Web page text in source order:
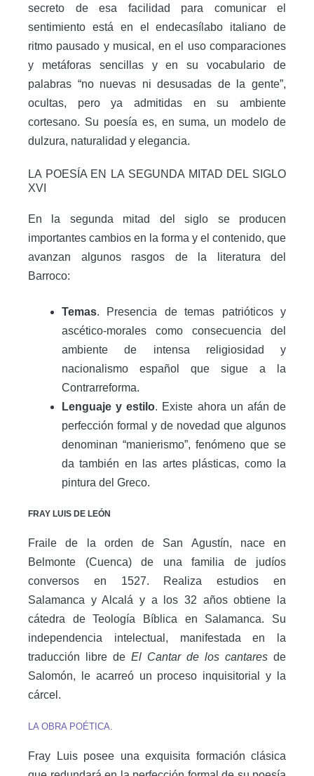
secreto de esa facilidad para comunicar el
sentimiento está en el endecasílabo italiano de
ritmo pausado y musical, en el uso comparaciones
y metáforas sencillas y en su vocabulario de
palabras “no nuevas ni desusadas de la gente”,
ocultas, pero ya admitidas en su ambiente
cortesano. Su poesía es, en suma, un modelo de
dulzura, naturalidad y elegancia.
LA POESÍA EN LA SEGUNDA MITAD DEL SIGLO
XVI
En la segunda mitad del siglo se producen
importantes cambios en la forma y el contenido, que
avanzan algunos rasgos de la literatura del
Barroco:
Temas. Presencia de temas patrióticos y
ascético-morales como consecuencia del
ambiente de intensa religiosidad y
nacionalismo español que sigue a la
Contrarreforma.
Lenguaje y estilo. Existe ahora un afán de
perfección formal y de novedad que algunos
denominan “manierismo”, fenómeno que se
da también en las artes plásticas, como la
pintura del Greco.
FRAY LUIS DE LEÓN
Fraile de la orden de San Agustín, nace en
Belmonte (Cuenca) de una familia de judíos
conversos en 1527. Realiza estudios en
Salamanca y Alcalá y a los 32 años obtiene la
cátedra de Teología Bíblica en Salamanca. Su
independencia intelectual, manifestada en la
traducción libre de El Cantar de los cantares de
Salomón, le acarreó un proceso inquisitorial y la
cárcel.
LA OBRA POÉTICA.
Fray Luis posee una exquisita formación clásica